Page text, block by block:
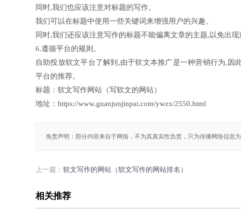
同时,我们也应该注意对标题的写作。
我们可以在标题中使用一些关键词来增强用户的兴趣。
同时,我们还应该注意写作的标题不能偏离文章的主题,以免出现
6.遵循平台的规则。
自助投放软文平台了解到,由于软文本推广是一种营销行为,
平台的推荐。
标题：软文写作网站（写软文的网站）
地址：https://www.guanjunjinpai.com/ywzx/2550.html
免责声明：部分内容来自于网络，不为其真实性负责，只为传播网络信息
上一篇： 软文写作的网站（软文写作的网站排名）
相关推荐